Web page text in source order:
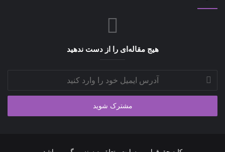
هیج مقاله‌ای را از دست ندهید
آدرس
ایمیل
خود
وارد